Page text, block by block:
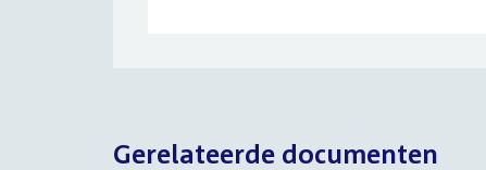
Gerelateerde documenten